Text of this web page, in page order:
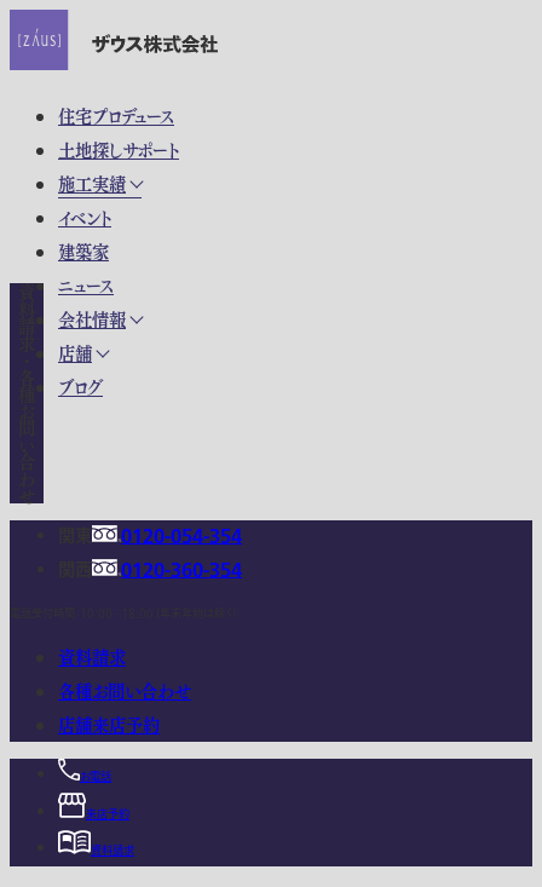
住宅プロデュース
土地探しサポート
施工実績
イベント
建築家
ニュース
会社情報
店舗
ブログ
0120-054-354
0120-360-354
資料請求
各種お問い合わせ
店舗来店予約
お電話
来店予約
資料請求